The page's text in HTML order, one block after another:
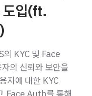
도입(ft.
KYC 및 Face
의 신뢰와 보안을
자에 대한 KYC